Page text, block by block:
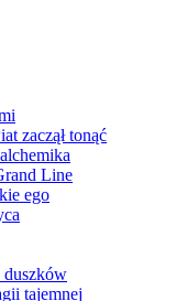
zaczął tonąć
Line
ego
duszków
tajemnej